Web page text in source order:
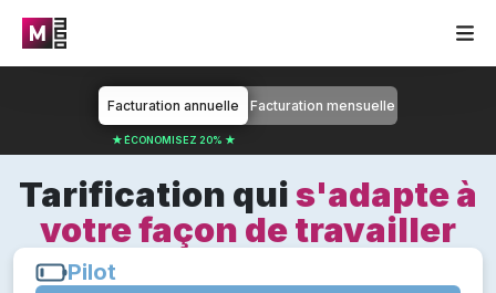
Tarification quis'adapte à
votre façon de travailler
Facturation annuelle Facturation mensuelle
★ ÉCONOMISEZ 20% ★
Pilot